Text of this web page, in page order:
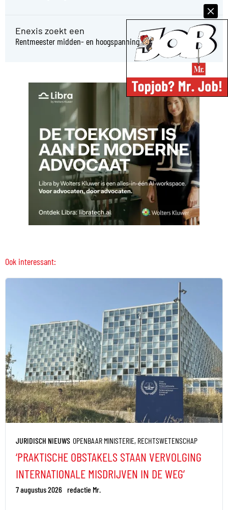
Enexis zoekt een
Rentmeester midden- en hoogspanning
Ook interessant:
JURIDISCH NIEUWS OPENBAAR MINISTERIE, RECHTSWETENSCHAP
‘PRAKTISCHE OBSTAKELS STAAN VERVOLGING
INTERNATIONALE MISDRIJVEN IN DE WEG’
7 augustus 2026 redactie Mr.